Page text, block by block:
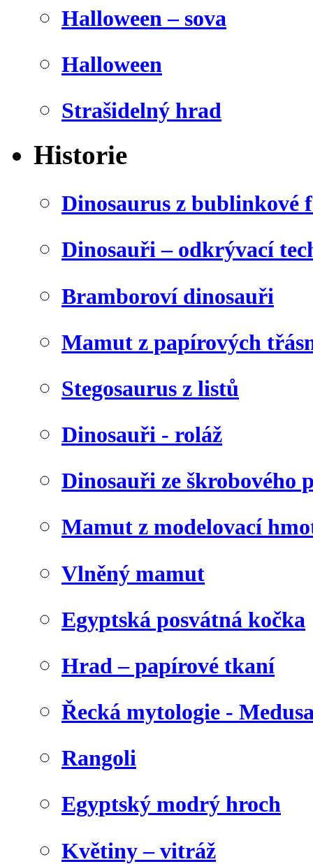
Halloween – sova
Halloween
Strašidelný hrad
Historie
Dinosaurus z bublinkové
Dinosauři – odkrývací
Bramboroví dinosauři
Mamut z papírových
Stegosaurus z listů
Dinosauři - roláž
Dinosauři ze škrobového
Mamut z modelovací
Vlněný mamut
Egyptská posvátná kočka
Hrad – papírové tkaní
Řecká mytologie -
Rangoli
Egyptský modrý hroch
Květiny – vitráž